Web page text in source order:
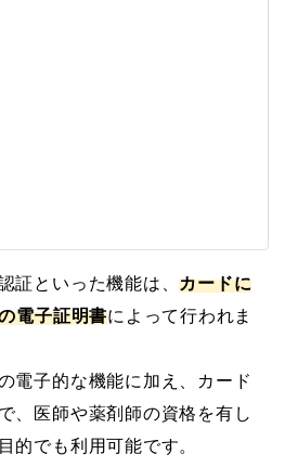
証といった機能は、カードに
電子証明書によって行われま
電子的な機能に加え、カード
、医師や薬剤師の資格を有し
的でも利用可能です。